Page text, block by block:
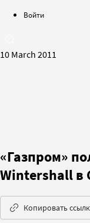
Войти
10 March 2011
«Газпром»
Wintershall в
Копировать